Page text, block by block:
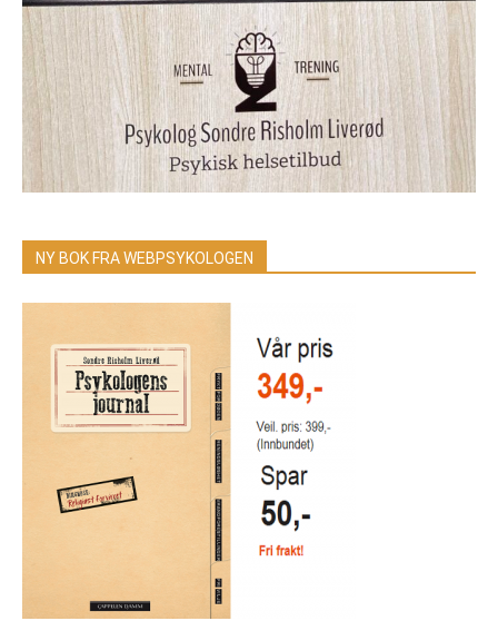
NY BOK FRA WEBPSYKOLOGEN